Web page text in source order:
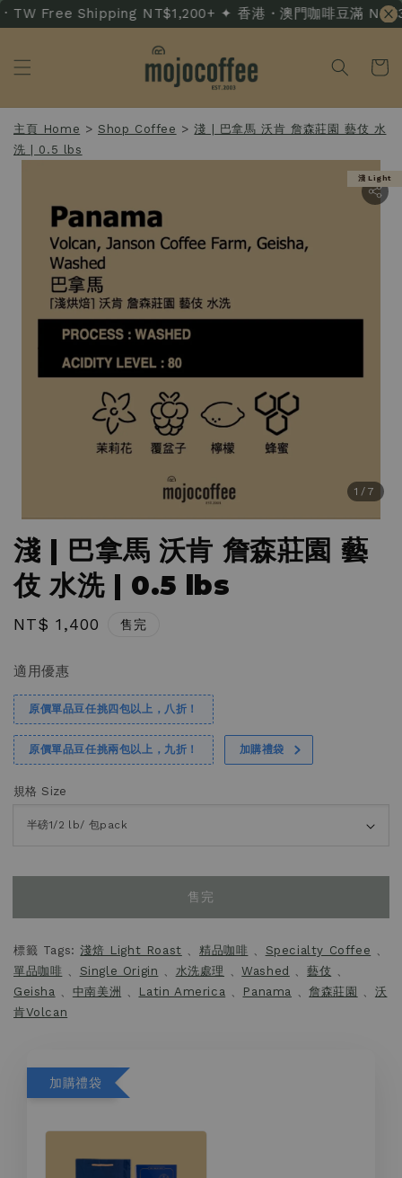
TW Free Shipping NT$1,200+ ✦ 香港・澳門咖啡豆滿
主頁 Home > Shop Coffee >淺 | 巴拿馬 沃肯 詹森莊園 藝伎 水
洗 | 0.5 lbs
1 /7
淺 Light
淺 | 巴拿馬 沃肯 詹森莊園 藝
伎 水洗 | 0.5 lbs
Regular
NT$ 1,400 售完
適用優惠
原價單品豆任挑四包以上，八折！
原價單品豆任挑兩包以上，九折！ 加購禮袋
規格 Size
售完
標籤 Tags:淺焙 Light Roast 、精品咖啡 、 Specialty Coffee 、
單品咖啡 、 Single Origin 、 水洗處理 、Washed 、藝伎 、
Geisha 、 中南美洲 、 Latin America 、 Panama 、詹森莊園 、 沃
肯Volcan
加購禮袋